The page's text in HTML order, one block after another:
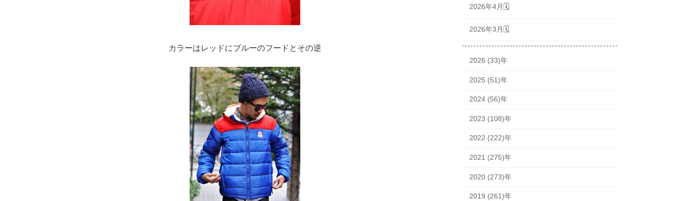
カラーはレッドにブルーのフードとその逆
2026年4月🗓
2026年3月🗓
2026 (33)年
2025 (51)年
2024 (56)年
2023 (108)年
2022 (222)年
2021 (275)年
2020 (273)年
2019 (261)年